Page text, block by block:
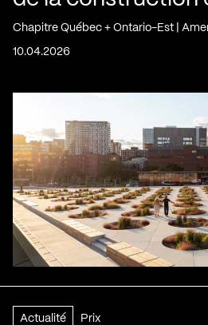
Chapitre Québec + Ontario-Est |
10.04.2026
Actualité Prix